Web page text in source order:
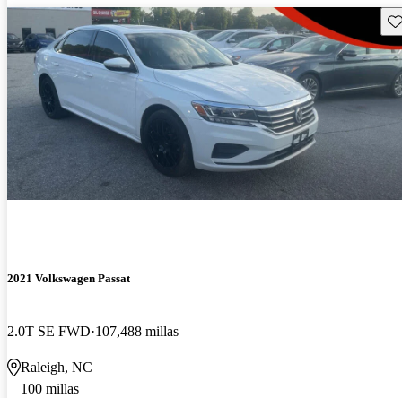
2021 Volkswagen Passat
2.0T SE FWD 107,488 millas
Raleigh, NC
100 millas